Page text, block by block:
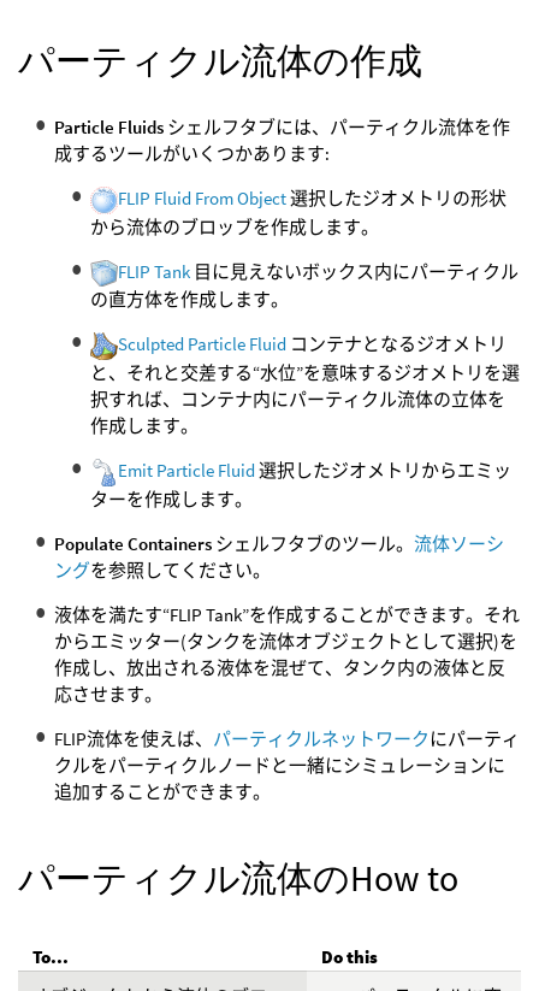
パーティクル流体の作成
Particle Fluids シェルフタブには、パーティクル流体を作
成するツールがいくつかあります:
FLIP Fluid From Object選択したジオメトリの形状
から流体のブロッブを作成します。
FLIP Tank目に見えないボックス内にパーティクル
の直方体を作成します。
Sculpted Particle Fluid コンテナとなるジオメトリ
と、それと交差する“水位”を意味するジオメトリを選
択すれば、コンテナ内にパーティクル流体の立体を
作成します。
Emit Particle Fluid 選択したジオメトリからエミッ
ターを作成します。
Populate Containers シェルフタブのツール。 流体ソーシ
ングを参照してください。
液体を満たす“FLIP Tank”を作成することができます。それ
からエミッター(タンクを流体オブジェクトとして選択)を
作成し、放出される液体を混ぜて、タンク内の液体と反
応させます。
FLIP流体を使えば、 パーティクルネットワーク にパーティ
クルをパーティクルノードと一緒にシミュレーションに
追加することができます。
パーティクル流体のHow to
To...
Do this